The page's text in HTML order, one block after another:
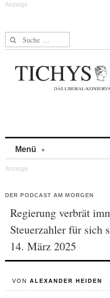
Suche nach:
Menü
DER PODCAST AM MORGEN
Regierung verbrät
Steuerzahler für sich
14. März 2025
VON ALEXANDER HEIDEN